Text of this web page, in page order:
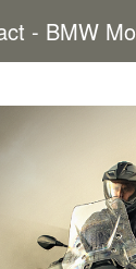
- BMW